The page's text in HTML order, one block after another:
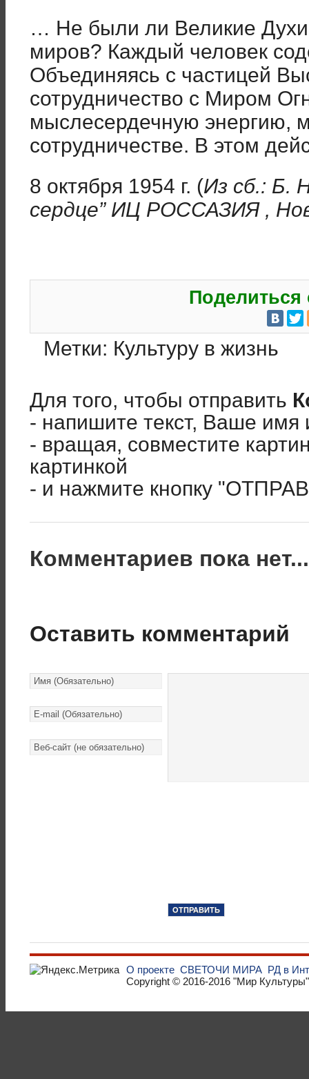
… Не были ли Великие
миров? Каждый человек
Объединяясь с частицей
сотрудничество с Миром
мыслесердечную энергию,
сотрудничестве. В этом
8 октября 1954 г. (Из сб.: Б.
сердце” ИЦ РОССАЗИЯ ,
Поделиться
Метки: Культуру в жизнь
Для того, чтобы отправить
- напишите текст, Ваше имя
- вращая, совместите
картинкой
- и нажмите кнопку
Комментариев пока
Оставить комментарий
О проекте СВЕТОЧИ МИРА РД в
Copyright © 2016-2016 "Мир Культуры"